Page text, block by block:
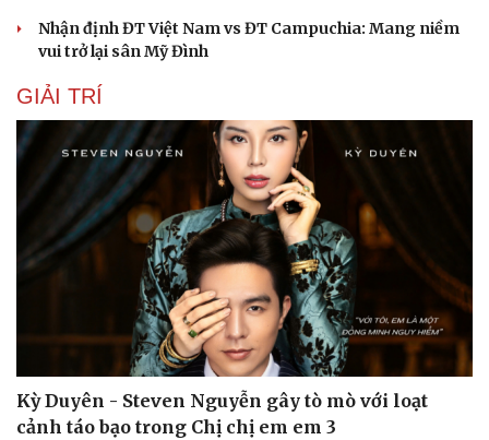
Nhận định ĐT Việt Nam vs ĐT Campuchia: Mang niềm
vui trở lại sân Mỹ Đình
GIẢI TRÍ
Kỳ Duyên - Steven Nguyễn gây tò mò với loạt
cảnh táo bạo trong Chị chị em em 3